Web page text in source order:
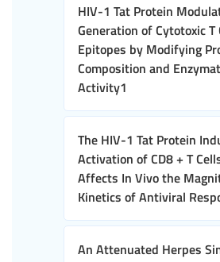
HIV-1 Tat Protein
Generation of Cytotoxic T
Epitopes by Modifying
Composition and
Activity1
The HIV-1 Tat Protein
Activation of CD8 + T
Affects In Vivo the
Kinetics of Antiviral
An Attenuated Herpes